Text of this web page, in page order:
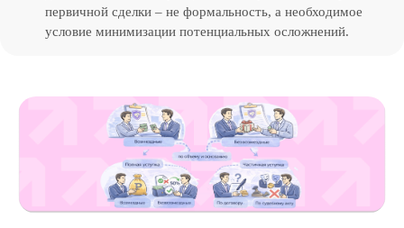
первичной сделки – не формальность, а необходимое
условие минимизации потенциальных осложнений.